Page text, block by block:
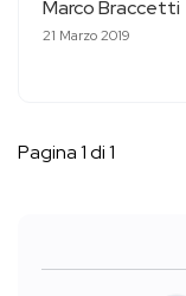
Marco Braccetti
21 Marzo 2019
Pagina 1 di 1